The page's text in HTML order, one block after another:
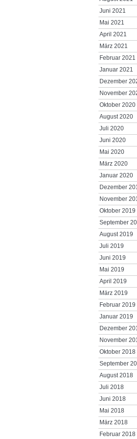
Juni 2021
Mai 2021
April 2021
März 2021
Februar 2021
Januar 2021
Dezember
November
Oktober 2020
August 2020
Juli 2020
Juni 2020
Mai 2020
März 2020
Januar 2020
Dezember
November
Oktober 2019
September
August 2019
Juli 2019
Juni 2019
Mai 2019
April 2019
März 2019
Februar 2019
Januar 2019
Dezember
November
Oktober 2018
September
August 2018
Juli 2018
Juni 2018
Mai 2018
März 2018
Februar 2018